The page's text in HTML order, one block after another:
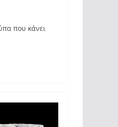
που κάνει